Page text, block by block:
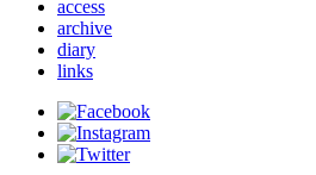
access
archive
diary
links